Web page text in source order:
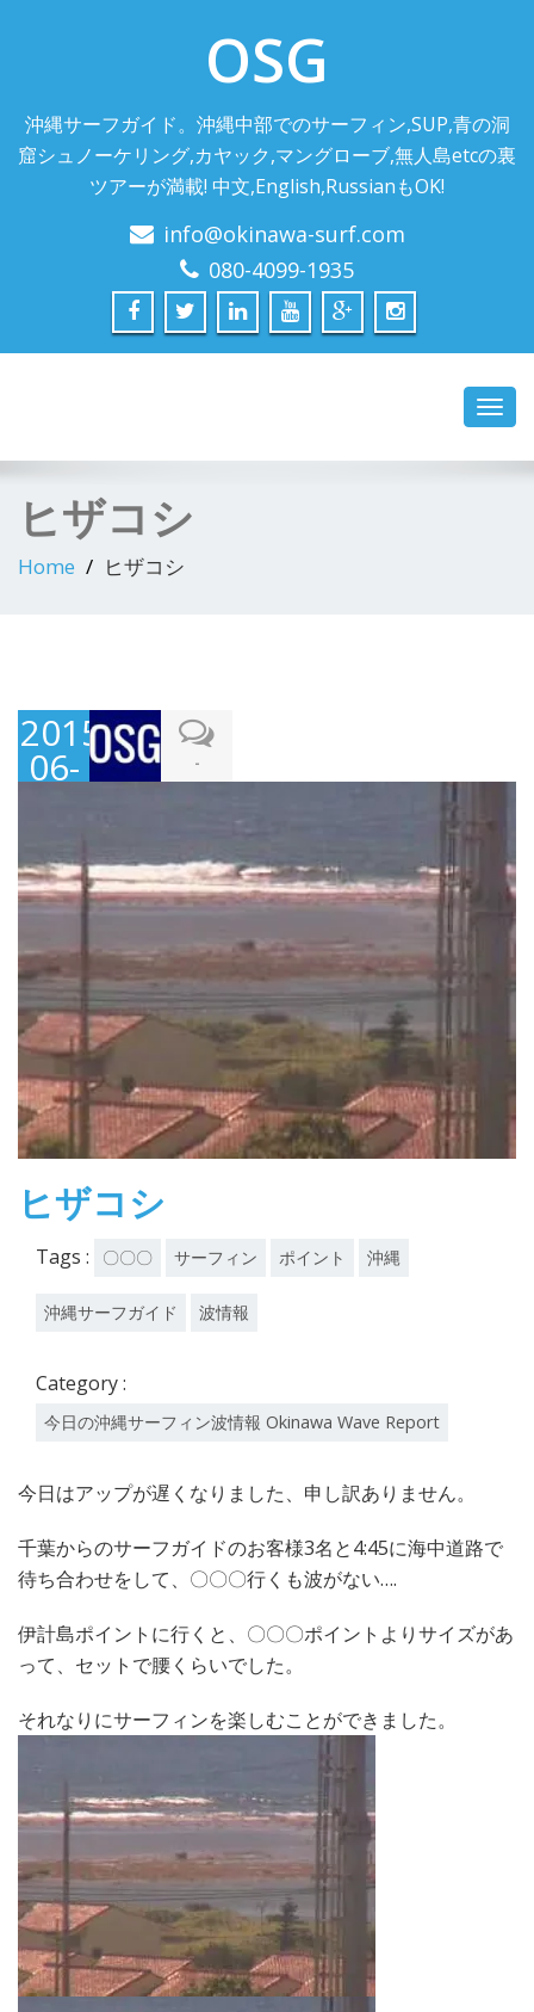
OSG
沖縄サーフガイド。沖縄中部でのサーフィン,SUP,青の洞
窟シュノーケリング,カヤック,マングローブ,無人島etcの裏
ツアーが満載! 中文,English,RussianもOK!
info@okinawa-surf.com
080-4099-1935
ヒザコシ
Home ヒザコシ
2015-
06- -
ヒザコシ
Tags : 〇〇〇 サーフィン ポイント 沖縄
沖縄サーフガイド 波情報
Category :
今日の沖縄サーフィン波情報 Okinawa Wave Report
今日はアップが遅くなりました、申し訳ありません。
千葉からのサーフガイドのお客様3名と4:45に海中道路で
待ち合わせをして、〇〇〇行くも波がない….
伊計島ポイントに行くと、〇〇〇ポイントよりサイズがあ
って、セットで腰くらいでした。
それなりにサーフィンを楽しむことができました。